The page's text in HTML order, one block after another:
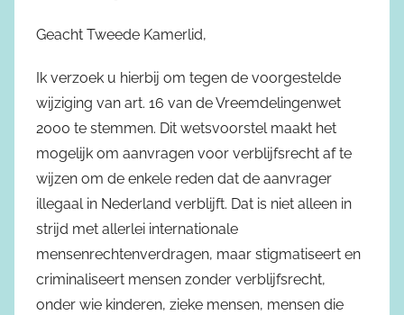
Geacht Tweede Kamerlid,
Ik verzoek u hierbij om tegen de voorgestelde
wijziging van art. 16 van de Vreemdelingenwet
2000 te stemmen. Dit wetsvoorstel maakt het
mogelijk om aanvragen voor verblijfsrecht af te
wijzen om de enkele reden dat de aanvrager
illegaal in Nederland verblijft. Dat is niet alleen in
strijd met allerlei internationale
mensenrechtenverdragen, maar stigmatiseert en
criminaliseert mensen zonder verblijfsrecht,
onder wie kinderen, zieke mensen, mensen die